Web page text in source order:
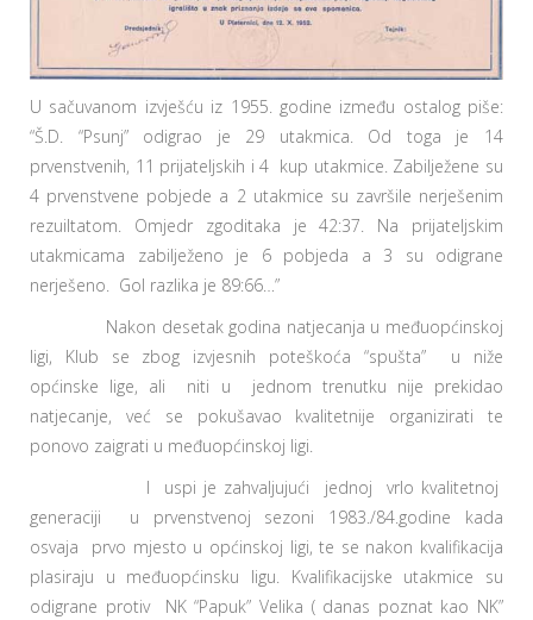
U sačuvanom izvješću iz 1955. godine između ostalog piše:
“Š.D. “Psunj” odigrao je 29 utakmica. Od toga je 14
prvenstvenih, 11 prijateljskih i 4 kup utakmice. Zabilježene su
4 prvenstvene pobjede a 2 utakmice su završile nerješenim
rezuiltatom. Omjedr zgoditaka je 42:37. Na prijateljskim
utakmicama zabilježeno je 6 pobjeda a 3 su odigrane
nerješeno. Gol razlika je 89:66…”
Nakon desetak godina natjecanja u međuopćinskoj
ligi, Klub se zbog izvjesnih poteškoća “spušta” u niže
općinske lige, ali niti u jednom trenutku nije prekidao
natjecanje, već se pokušavao kvalitetnije organizirati te
ponovo zaigrati u međuopćinskoj ligi.
I uspi je zahvaljujući jednoj vrlo kvalitetnoj
generaciji u prvenstvenoj sezoni 1983./84.godine kada
osvaja prvo mjesto u općinskoj ligi, te se nakon kvalifikacija
plasiraju u međuopćinsku ligu. Kvalifikacijske utakmice su
odigrane protiv NK “Papuk” Velika ( danas poznat kao NK”